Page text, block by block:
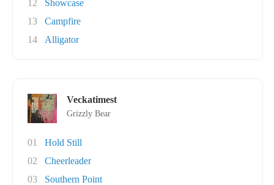
12
Showcase
13
Campfire
14
Alligator
Veckatimest
Grizzly Bear
01
Hold Still
02
Cheerleader
03
Southern Point